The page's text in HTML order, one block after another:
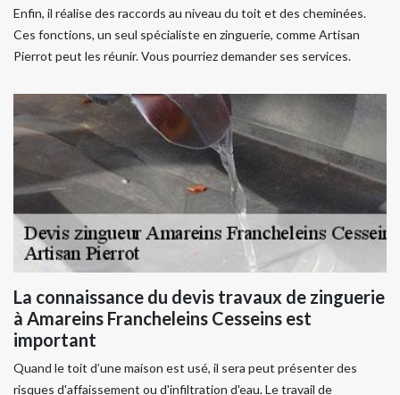
Enfin, il réalise des raccords au niveau du toit et des cheminées.
Ces fonctions, un seul spécialiste en zinguerie, comme Artisan
Pierrot peut les réunir. Vous pourriez demander ses services.
La connaissance du devis travaux de zinguerie
à Amareins Francheleins Cesseins est
important
Quand le toit d’une maison est usé, il sera peut présenter des
risques d'affaissement ou d'infiltration d'eau. Le travail de